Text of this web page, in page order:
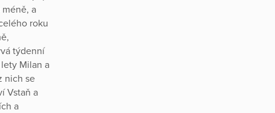
a
roku
týdenní
Milan a
nich se
Vstaň a
a